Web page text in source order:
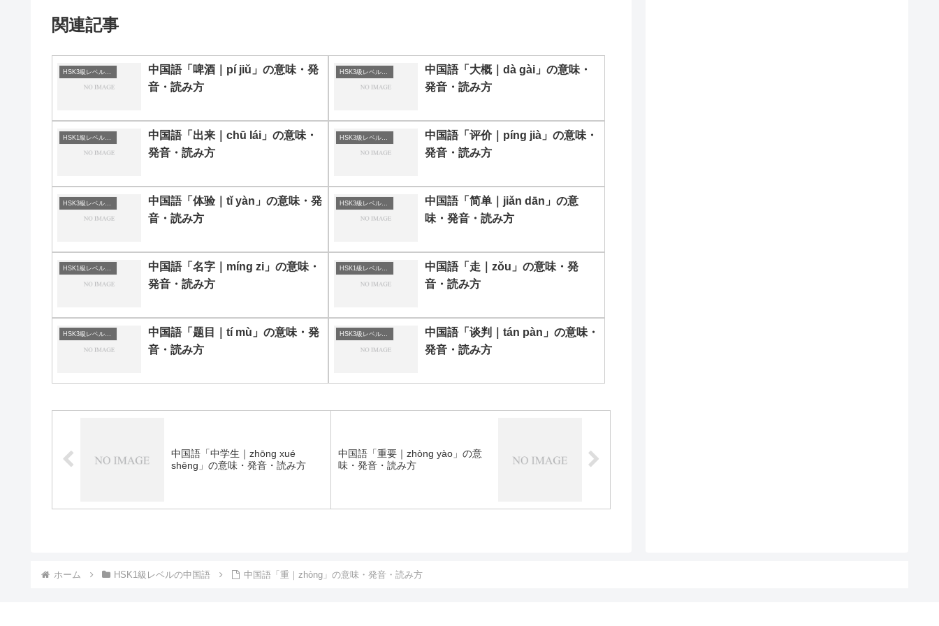
関連記事
中国語「啤酒｜pí jiǔ」の意味・発
音・読み方
中国語「大概｜dà gài」の意味・
発音・読み方
中国語「出来｜chū lái」の意味・
発音・読み方
中国語「评价｜píng jià」の意味・
発音・読み方
中国語「体验｜tǐ yàn」の意味・発
音・読み方
中国語「简单｜jiǎn dān」の意
味・発音・読み方
HSK1級レベルの中国語
中国語「名字｜míng zi」の意味・
発音・読み方
HSK1級レベルの中国語
中国語「走｜zǒu」の意味・発
音・読み方
HSK3級レベルの中国語
中国語「题目｜tí mù」の意味・発
音・読み方
HSK3級レベルの中国語
中国語「谈判｜tán pàn」の意味・
発音・読み方
中国語「中学生｜zhōng xué
shēng」の意味・発音・読み方
中国語「重要｜zhòng yào」の意
味・発音・読み方
ホーム HSK1級レベルの中国語 中国語「重｜zhòng」の意味・発音・読み方